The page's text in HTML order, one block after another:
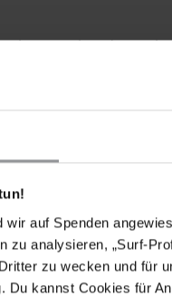
auf Spenden
zu analysieren, „Surf-
zu wecken und für
Du kannst Cookies für
Sprecher der
zu haben.
Grundbildung
nationalen
and Midwives)
am
in das Büro der
Direktor der
die Häuser und
auch der